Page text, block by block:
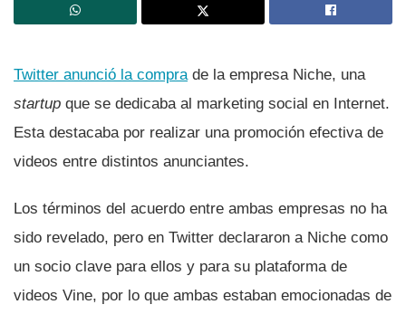
Twitter anunció la compra de la empresa Niche, una
startup que se dedicaba al marketing social en Internet.
Esta destacaba por realizar una promoción efectiva de
videos entre distintos anunciantes.
Los términos del acuerdo entre ambas empresas no ha
sido revelado, pero en Twitter declararon a Niche como
un socio clave para ellos y para su plataforma de
videos Vine, por lo que ambas estaban emocionadas de